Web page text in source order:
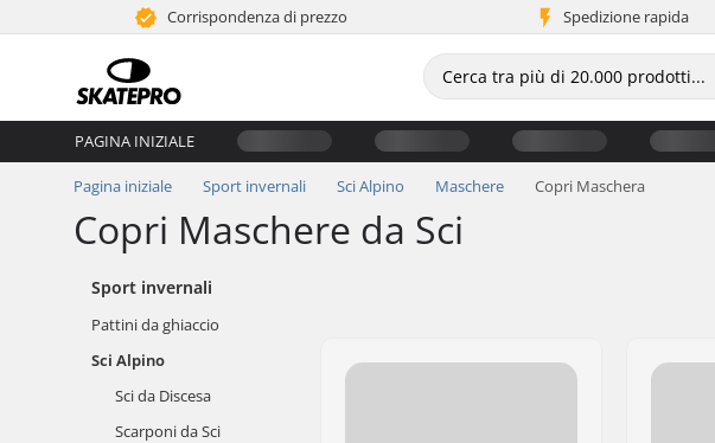
Corrispondenza di prezzo Spedizione rapida
PAGINA INIZIALE
Pagina iniziale Sport invernali Sci Alpino Maschere Copri Maschera
Copri Maschere da Sci
Sport invernali
Pattini da ghiaccio
Sci Alpino
Sci da Discesa
Scarponi da Sci